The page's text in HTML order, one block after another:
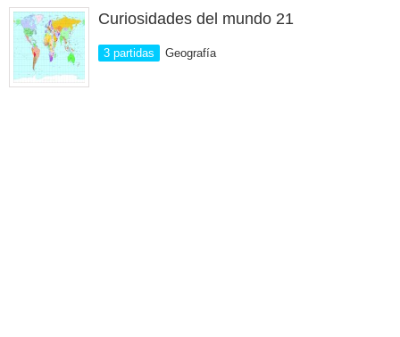
Curiosidades del mundo 21
3 partidas Geografía